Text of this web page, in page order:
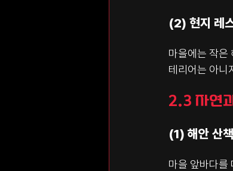
(2) 현지 레
마을에는 작은
테리어는 아니
2.3 자연
(1) 해안 산
마을 앞바다를